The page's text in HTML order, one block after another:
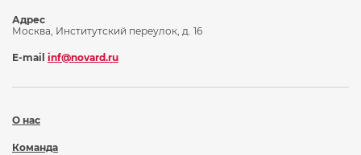
О нас
Команда
Адрес
Москва, Институтский переулок, д. 16
E-mail inf@novard.ru